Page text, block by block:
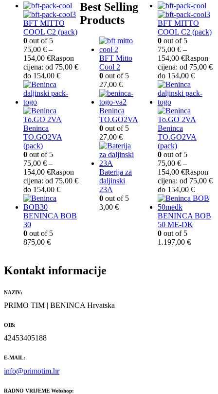
BFT MITTO
COOL C2 (pack)
0 out of 5
75,00 € –
154,00 €Raspon
cijena: od 75,00 €
do 154,00 €
Beninca
TO.GO2VA
(pack)
0 out of 5
75,00 € –
154,00 €Raspon
cijena: od 75,00 €
do 154,00 €
BENINCA BOB
30
0 out of 5
875,00 €
Best Selling
Products
BFT Mitto
Cool 2
0 out of 5
27,00 €
Beninca
TO.GO2VA
0 out of 5
27,00 €
Baterija za
daljinski
23A
0 out of 5
3,00 €
BFT MITTO
COOL C2 (pack)
0 out of 5
75,00 € –
154,00 €Raspon
cijena: od 75,00 €
do 154,00 €
Beninca
TO.GO2VA
(pack)
0 out of 5
75,00 € –
154,00 €Raspon
cijena: od 75,00 €
do 154,00 €
BENINCA BOB
50 ME-DK
0 out of 5
1.197,00 €
Kontakt informacije
NAZIV:
PRIMO TIM | BENINCA Hrvatska
OIB:
42453405188
E-MAIL:
info@primotim.hr
RADNO VRIJEME Webshop: